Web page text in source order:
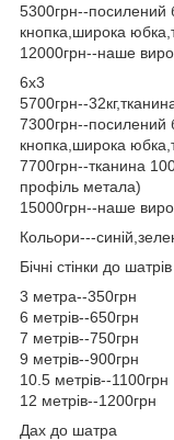
5300грн--посилений
кнопка,широка
12000грн--наше
6х3
5700грн--
7300грн--посилений
кнопка,широка
7700грн--тканина
профіль метала)
15000грн--наше
Кольори---
Бічні стінки до
3 метра--350грн
6 метрів--650грн
7 метрів--750грн
9 метрів--900грн
10.5 метрів--1100грн
12 метрів--1200грн
Дах до шатра